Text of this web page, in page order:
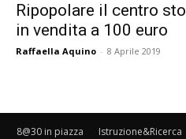
Ripopolare il centro
in vendita a 100 euro
Raffaella Aquino - 8 Aprile 2019
8@30 in piazza Istruzione&Ricerca